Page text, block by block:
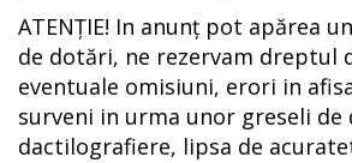
ATENȚIE! In anunț pot apărea
de dotări, ne rezervam dreptul
eventuale omisiuni, erori in
surveni in urma unor greseli de
dactilografiere, lipsa de